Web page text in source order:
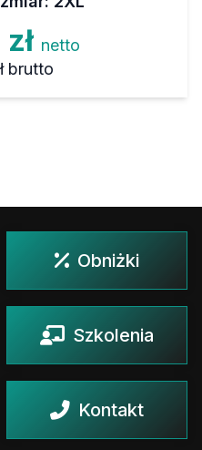
netto
brutto
Obniżki
Szkolenia
Kontakt